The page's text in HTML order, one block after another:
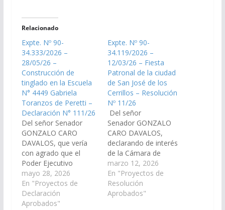
Relacionado
Expte. Nº 90-
34.333/2026 –
28/05/26 –
Construcción de
tinglado en la Escuela
N° 4449 Gabriela
Toranzos de Peretti –
Declaración N° 111/26
Del señor Senador
GONZALO CARO
DAVALOS, que vería
con agrado que el
Poder Ejecutivo
Provincial, a través del
Ministerio de
Educación y Cultura y
de la Secretaria de
mayo 28, 2026
En "Proyectos de
Declaración
Aprobados"
Expte. Nº 90-
34.119/2026 –
12/03/26 – Fiesta
Patronal de la ciudad
de San José de los
Cerrillos – Resolución
Nº 11/26
Del señor
Senador GONZALO
CARO DAVALOS,
declarando de interés
de la Cámara de
Senadores la fiesta
patronal de la ciudad
de San José de los
Cerrillos, en honor a
marzo 12, 2026
En "Proyectos de
Resolución
Aprobados"